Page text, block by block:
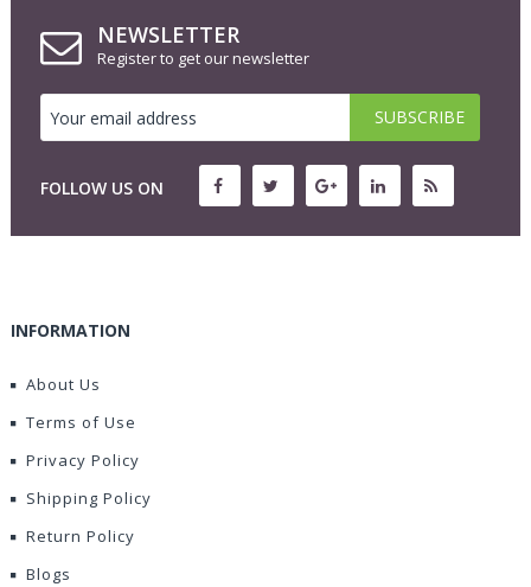
NEWSLETTER
Register to get our newsletter
FOLLOW US ON
INFORMATION
About Us
Terms of Use
Privacy Policy
Shipping Policy
Return Policy
Blogs